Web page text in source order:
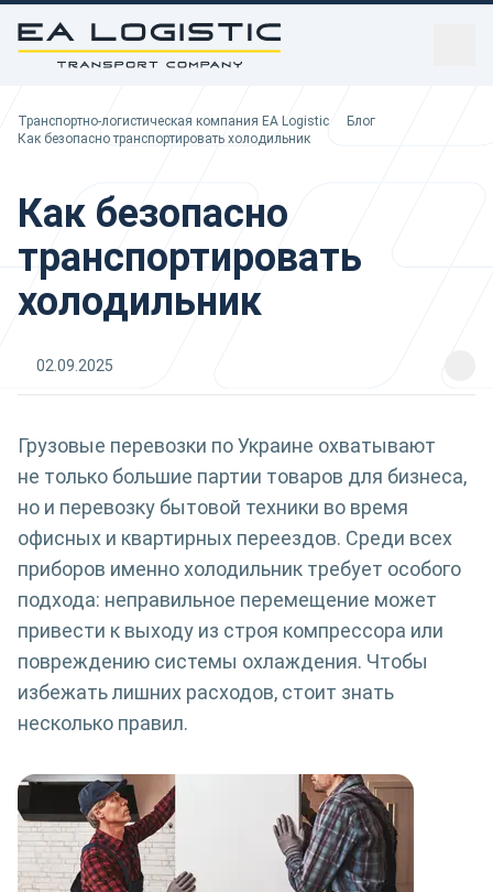
Вы здесь:
Транспортно-логистическая компания EA Logistic
Блог
Как безопасно транспортировать холодильник
Как безопасно
транспортировать
холодильник
02.09.2025
Грузовые перевозки по Украине охватывают
не только большие партии товаров для бизнеса,
но и перевозку бытовой техники во время
офисных и квартирных переездов. Среди всех
приборов именно холодильник требует особого
подхода: неправильное перемещение может
привести к выходу из строя компрессора или
повреждению системы охлаждения. Чтобы
избежать лишних расходов, стоит знать
несколько правил.